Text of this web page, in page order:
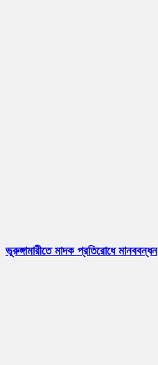
ভূরুঙ্গামারীতে মাদক প্রতিরোধে মানববন্ধন